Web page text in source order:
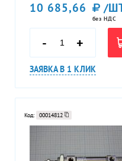
10 685,66 /
без НДС
- +
ЗАЯВКА В 1 КЛИК
Код: 00014812